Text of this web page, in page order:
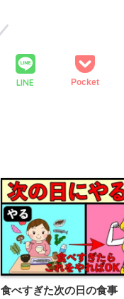
LINE Pocket
食べすぎた次の日の食事